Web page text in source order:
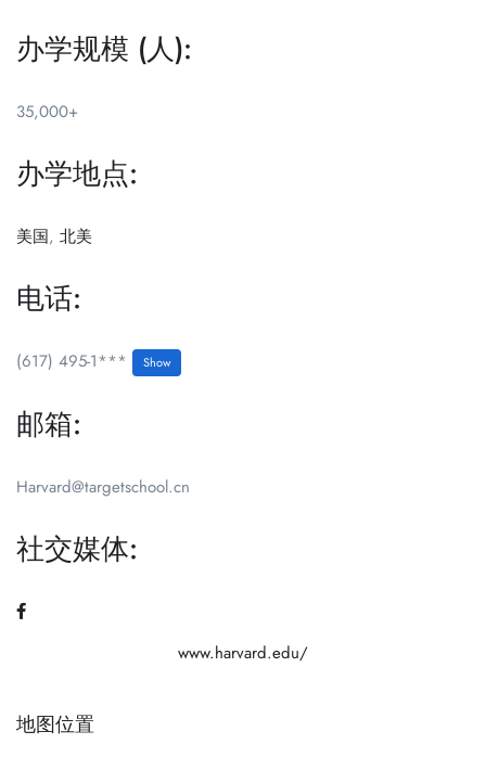
办学规模 (人):
35,000+
办学地点:
美国, 北美
电话:
(617) 495-1*** Show
邮箱:
Harvard@targetschool.cn
社交媒体:
www.harvard.edu/
地图位置